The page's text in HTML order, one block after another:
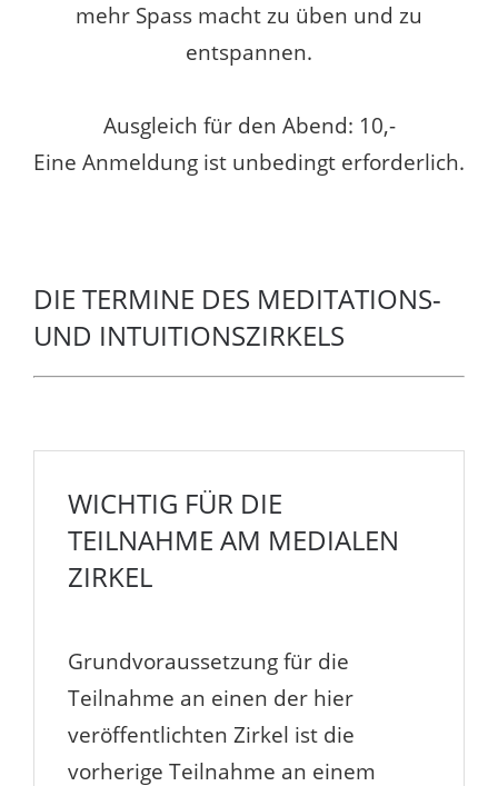
mehr Spass macht zu üben und zu
entspannen.
Ausgleich für den Abend: 10,-
Eine Anmeldung ist unbedingt erforderlich.
DIE TERMINE DES MEDITATIONS-
UND INTUITIONSZIRKELS
WICHTIG FÜR DIE
TEILNAHME AM MEDIALEN
ZIRKEL
Grundvoraussetzung für die
Teilnahme an einen der hier
veröffentlichten Zirkel ist die
vorherige Teilnahme an einem